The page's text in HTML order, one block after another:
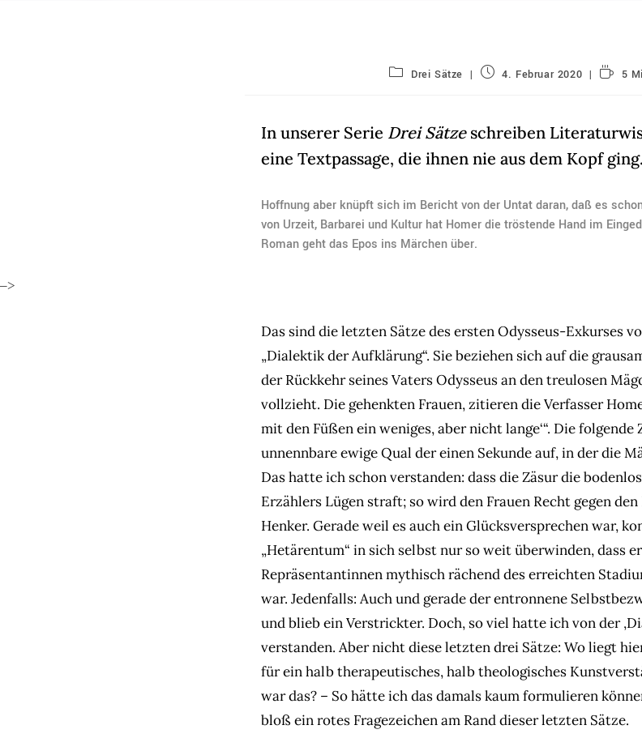
Beitrags-Drei Sätze
Beitrag4. Februar 2020 5
In unserer Serie Drei Sätzeschreiben
eine Textpassage, die ihnen nie aus dem Kopf ging.
Hoffnung aber knüpft sich im Bericht von der Untat daran, daß es
von Urzeit, Barbarei und Kultur hat Homer die tröstende Hand im
Roman geht das Epos ins Märchen über.
–>
Das sind die letzten Sätze des ersten Odysseus-Exkurses
„Dialektik der Aufklärung“. Sie beziehen sich auf die
der Rückkehr seines Vaters Odysseus an den treulosen
vollzieht. Die gehenkten Frauen, zitieren die Verfasser
mit den Füßen ein weniges, aber nicht lange‘“. Die folgende
unnennbare ewige Qual der einen Sekunde auf, in der die
Das hatte ich schon verstanden: dass die Zäsur die
Erzählers Lügen straft; so wird den Frauen Recht gegen
Henker. Gerade weil es auch ein Glücksversprechen war,
„Hetärentum“ in sich selbst nur so weit überwinden, dass
Repräsentantinnen mythisch rächend des erreichten
war. Jedenfalls: Auch und gerade der entronnene
und blieb ein Verstrickter. Doch, so viel hatte ich von der
verstanden. Aber nicht diese letzten drei Sätze: Wo liegt
für ein halb therapeutisches, halb theologisches
war das? – So hätte ich das damals kaum formulieren
bloß ein rotes Fragezeichen am Rand dieser letzten Sätze.